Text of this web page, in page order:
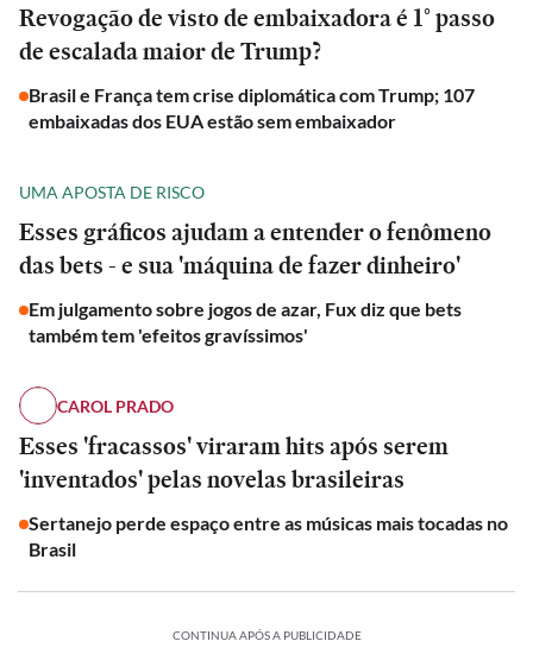
Revogação de visto de embaixadora é 1° passo
de escalada maior de Trump?
Brasil e França tem crise diplomática com Trump; 107
embaixadas dos EUA estão sem embaixador
UMA APOSTA DE RISCO
Esses gráficos ajudam a entender o fenômeno
das bets - e sua 'máquina de fazer dinheiro'
Em julgamento sobre jogos de azar, Fux diz que bets
também tem 'efeitos gravíssimos'
CAROL PRADO
Esses 'fracassos' viraram hits após serem
'inventados' pelas novelas brasileiras
Sertanejo perde espaço entre as músicas mais tocadas no
Brasil
CONTINUA APÓS A PUBLICIDADE
INTERNACIONAL
Promessa
INTERNACIONAL